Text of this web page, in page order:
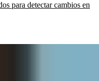
para detectar cambios en